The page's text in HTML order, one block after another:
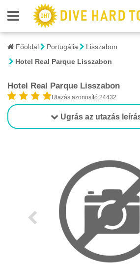
Főoldal Portugália
Lisszabon
Hotel Real Parque Lisszabon
Hotel Real Parque Lisszabon
Utazás azonosító:24432
Ugrás az utazás